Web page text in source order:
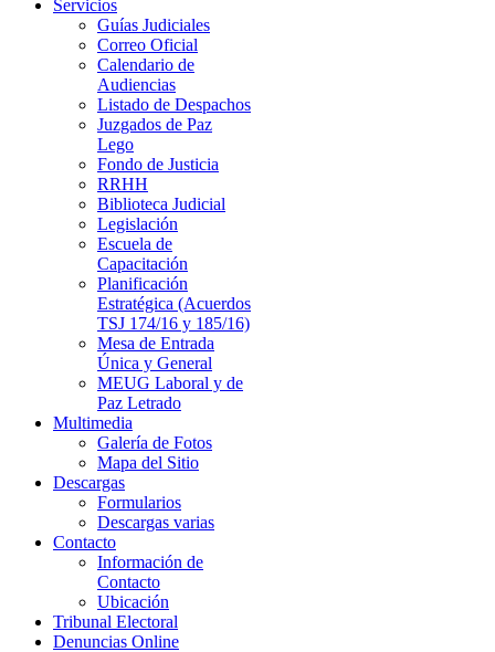
Servicios
Guías Judiciales
Correo Oficial
Calendario de
Audiencias
Listado de Despachos
Juzgados de Paz
Lego
Fondo de Justicia
RRHH
Biblioteca Judicial
Legislación
Escuela de
Capacitación
Planificación
Estratégica (Acuerdos
TSJ 174/16 y 185/16)
Mesa de Entrada
Única y General
MEUG Laboral y de
Paz Letrado
Multimedia
Galería de Fotos
Mapa del Sitio
Descargas
Formularios
Descargas varias
Contacto
Información de
Contacto
Ubicación
Tribunal Electoral
Denuncias Online